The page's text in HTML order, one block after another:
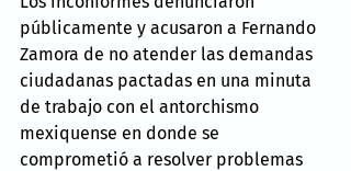
públicamente y acusaron a Fernando
Zamora de no atender las demandas
ciudadanas pactadas en una minuta
de trabajo con el antorchismo
mexiquense en donde se
comprometió a resolver problemas